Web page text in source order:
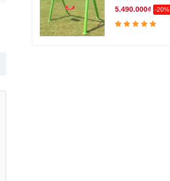
5.490.000₫ -20%